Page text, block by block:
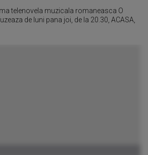
telenovela muzicala romaneasca O
de luni pana joi, de la 20.30, ACASA,